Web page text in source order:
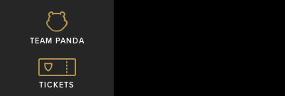
TEAM PANDA
TICKETS